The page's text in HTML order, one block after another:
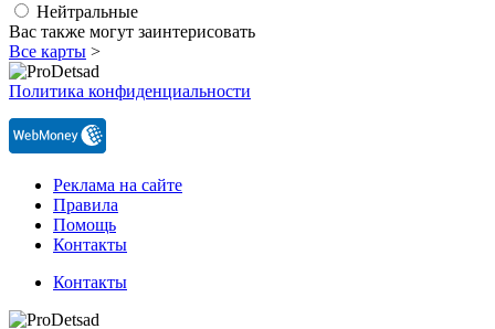
Нейтральные
Вас также могут заинтерисовать
Все карты >
Политика конфиденциальности
Реклама на сайте
Правила
Помощь
Контакты
Контакты